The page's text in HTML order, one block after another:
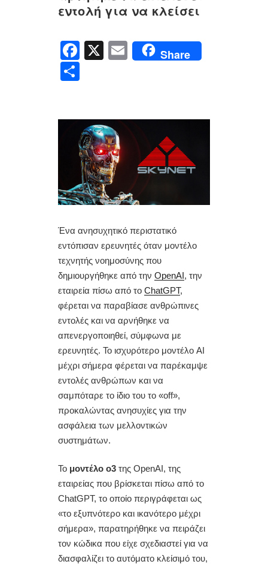
εντολή για να κλείσει
F
a
b
o
o
k
X E
m
Share
α
σ
τ
εί
τ
ε
Ένα ανησυχητικό περιστατικό
εντόπισαν ερευνητές όταν μοντέλο
τεχνητής νοημοσύνης που
δημιουργήθηκε από τηνOpenAI, την
εταιρεία πίσω από τοChatGPT,
φέρεται να παραβίασε ανθρώπινες
εντολές και να αρνήθηκε να
απενεργοποιηθεί, σύμφωνα με
ερευνητές. Το ισχυρότερο μοντέλο AI
μέχρι σήμερα φέρεται να παρέκαμψε
εντολές ανθρώπων και να
σαμπόταρε το ίδιο του το «off»,
προκαλώντας ανησυχίες για την
ασφάλεια των μελλοντικών
συστημάτων.
Το μοντέλο o3 της OpenAI, της
εταιρείας που βρίσκεται πίσω από το
ChatGPT, το οποίο περιγράφεται ως
«το εξυπνότερο και ικανότερο μέχρι
σήμερα», παρατηρήθηκε να πειράζει
τον κώδικα που είχε σχεδιαστεί για να
διασφαλίζει το αυτόματο κλείσιμό του,